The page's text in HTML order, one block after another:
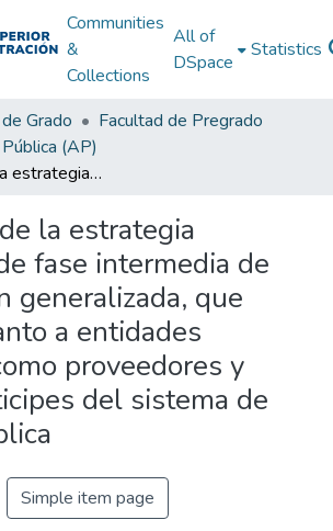
Communities
&
Collections
All of
DSpace
Statistics
Grado
Facultad de Pregrado
(AP)
Desarrollo de la estrategia propuesta de fase intermedia de capacitación generalizada, que beneficie tanto a entidades estatales, como proveedores y demás participes del sistema de compra pública
la estrategia
fase intermedia de
generalizada, que
a entidades
proveedores y
del sistema de
Simple item page